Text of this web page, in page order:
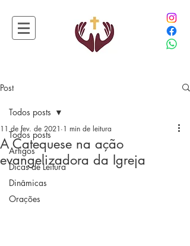
Post
Todos posts
Artigos
Dicas de Leitura
Dinâmicas
Orações
Todos posts
A Catequese na ação
evangelizadora da Igreja
11 de fev. de 2021 1 min de leitura